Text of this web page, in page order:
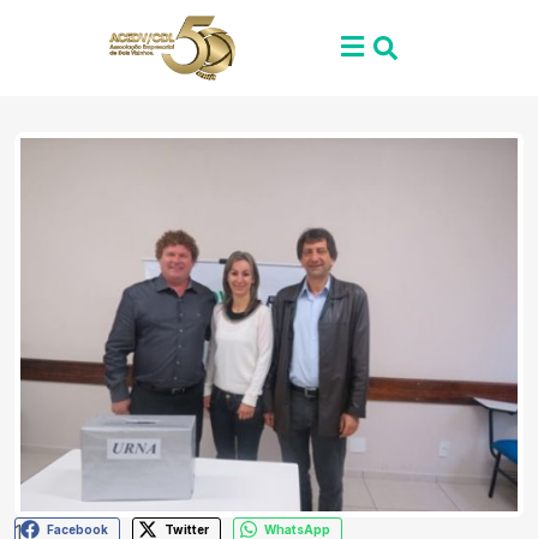
1
Facebook Twitter WhatsApp